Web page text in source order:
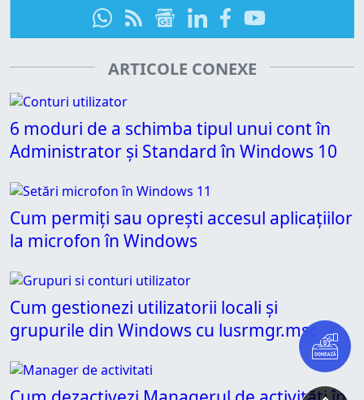
ARTICOLE CONEXE
6 moduri de a schimba tipul unui cont în
Administrator și Standard în Windows 10
Cum permiți sau oprești accesul aplicațiilor
la microfon în Windows
Cum gestionezi utilizatorii locali și
grupurile din Windows cu lusrmgr.msc